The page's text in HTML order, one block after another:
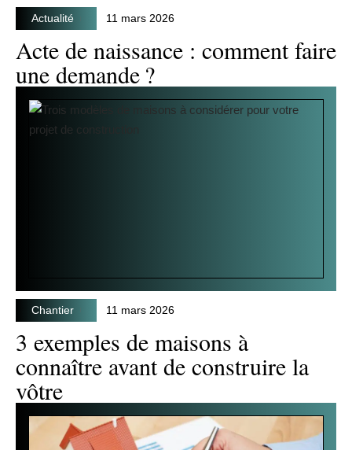
Actualité 11 mars 2026
Acte de naissance : comment faire
une demande ?
Chantier 11 mars 2026
3 exemples de maisons à
connaître avant de construire la
vôtre